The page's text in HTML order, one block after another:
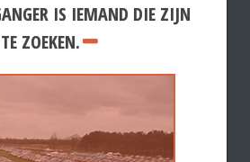
IS IEMAND DIE ZIJN
ZOEKEN.